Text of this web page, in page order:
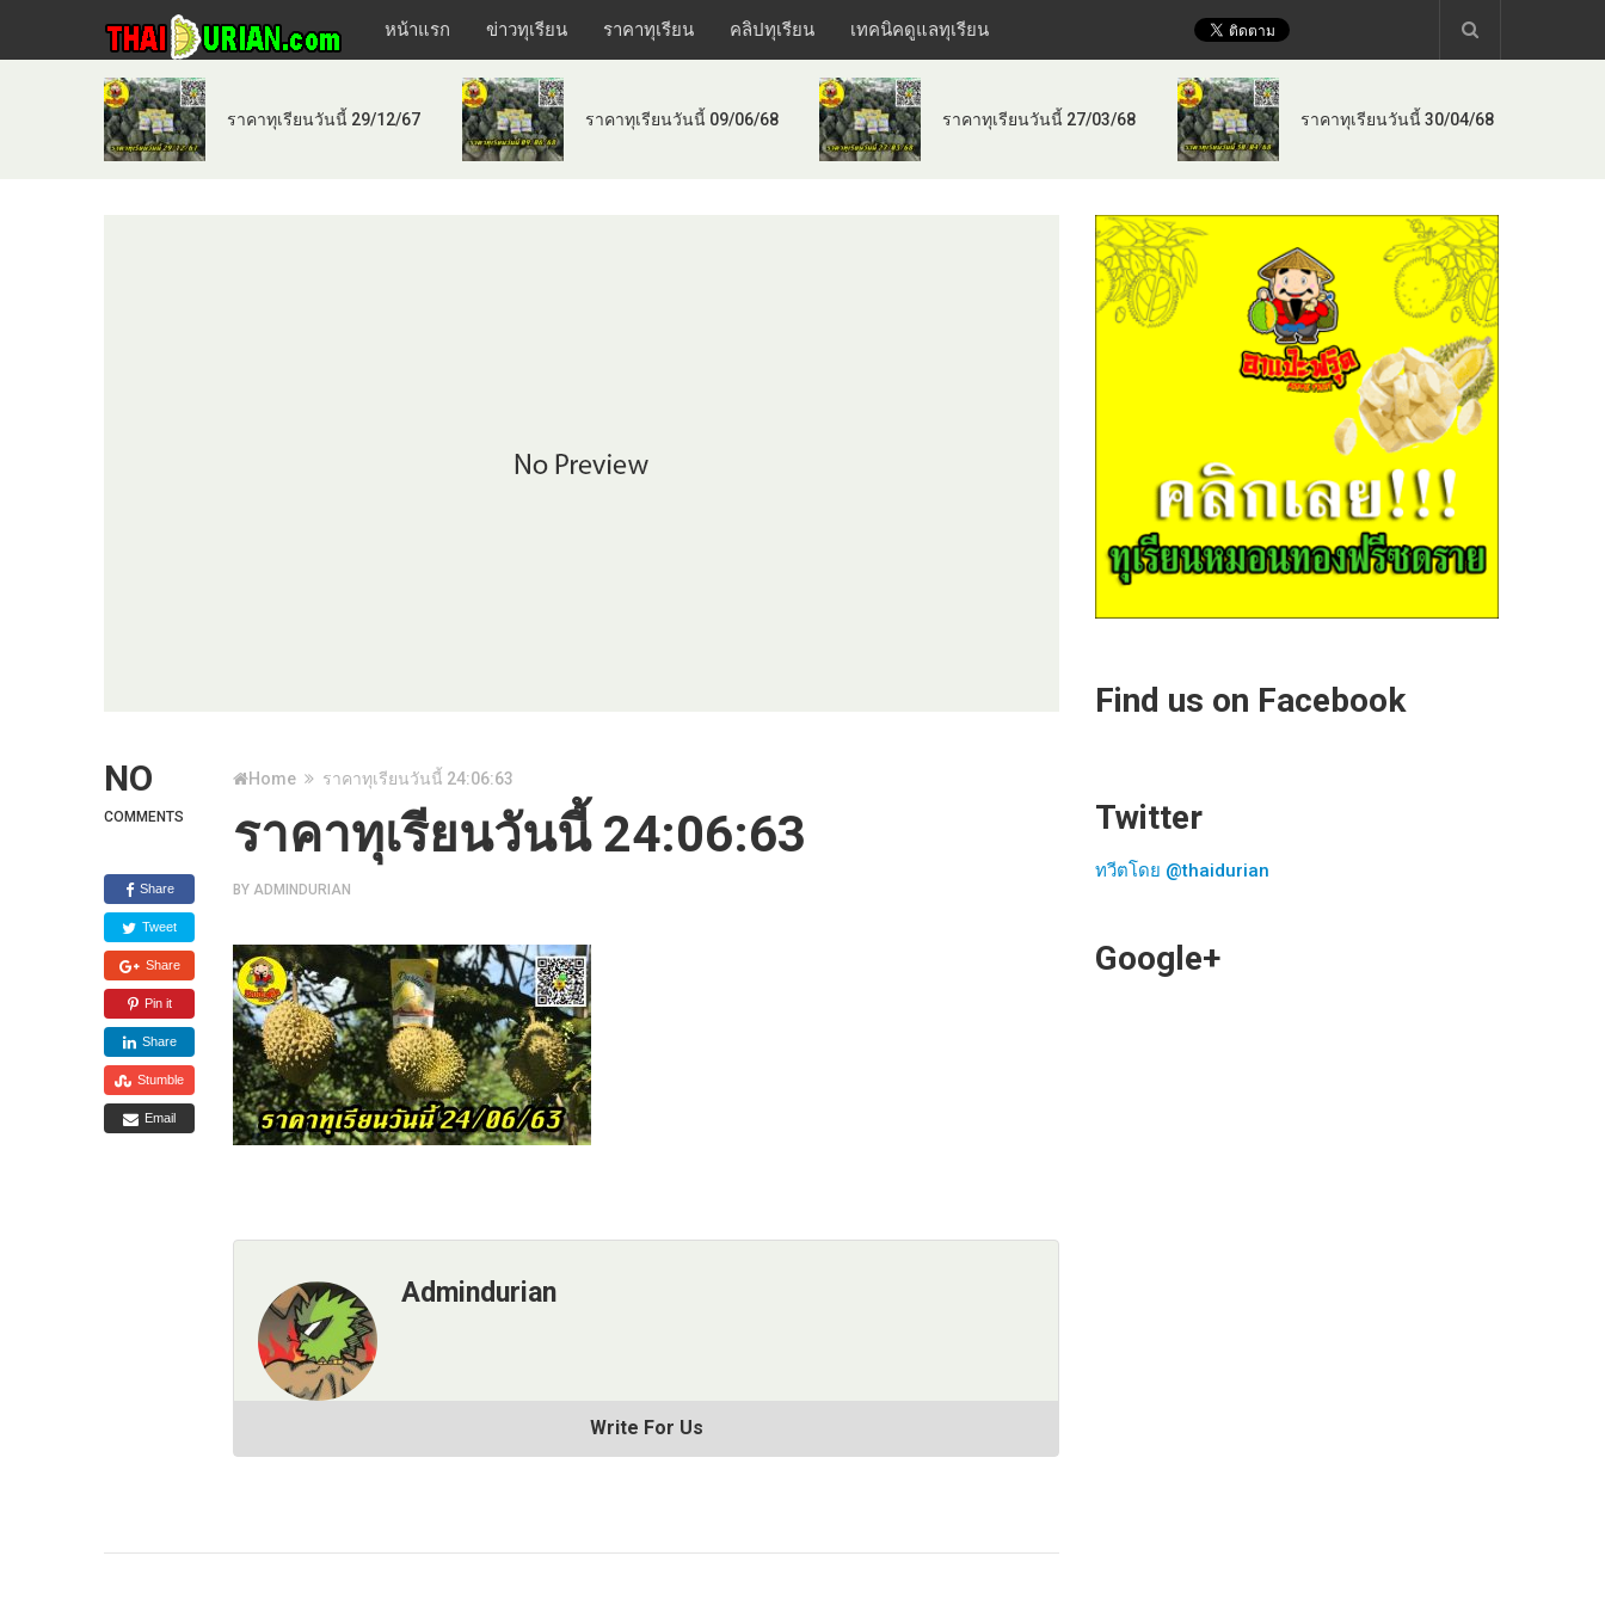
หน้าแรก ข่าวทุเรียน ราคาทุเรียน คลิปทุเรียน เทคนิคดูแลทุเรียน
ราคาทุเรียนวันนี้ 29/12/67 ราคาทุเรียนวันนี้ 09/06/68 ราคาทุเรียนวันนี้ 27/03/68 ราคาทุเรียนวันนี้ 30/04/68
NO
COMMENTS
Share
Tweet
Share
Pin it
Share
Stumble
Email
Home ราคาทุเรียนวันนี้ 24:06:63
ราคาทุเรียนวันนี้ 24:06:63
BY ADMINDURIAN
Admindurian
Write For Us
Find us on Facebook
Twitter
ทวีตโดย @thaidurian
Google+